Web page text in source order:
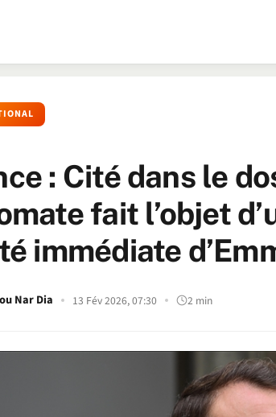
: Cité dans le
fait l’objet
immédiate
Nar Dia 13 Fév 2026, 07:30 2 min